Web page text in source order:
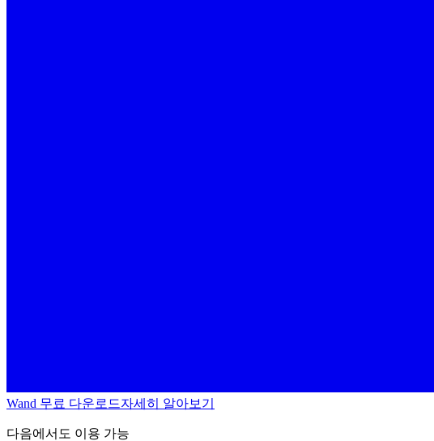
Wand 무료 다운로드자세히 알아보기
다음에서도 이용 가능